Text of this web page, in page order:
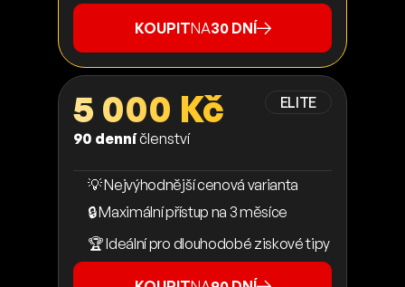
KOUPITNA30 DNÍ
ELITE
5 000 Kč
90 denníčlenství
💡 Nejvýhodnější cenová varianta
🔒 Maximální přístup na 3 měsíce
🏆 Ideální pro dlouhodobé ziskové tipy